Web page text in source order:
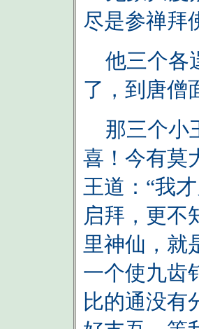
尽是参禅拜
他三个各
了，到唐僧
那三个小
喜！今有莫
王道：“我
启拜，更不
里神仙，就
一个使九齿
比的通没有